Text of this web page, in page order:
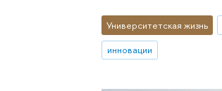
Университетская жизнь
инновации